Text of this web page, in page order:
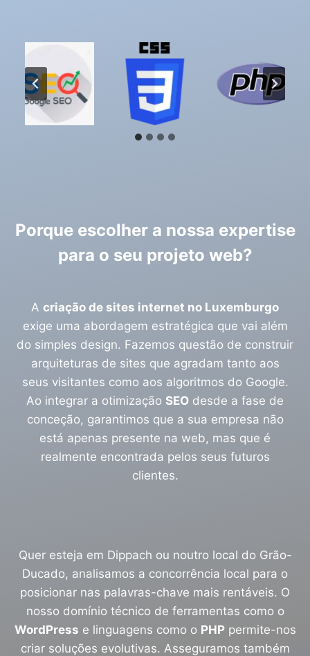
Porque escolher a nossa expertise
para o seu projeto web?
A criação de sites internet no Luxemburgo
exige uma abordagem estratégica que vai além
do simples design. Fazemos questão de construir
arquiteturas de sites que agradam tanto aos
seus visitantes como aos algoritmos do Google.
Ao integrar a otimização SEO desde a fase de
conceção, garantimos que a sua empresa não
está apenas presente na web, mas que é
realmente encontrada pelos seus futuros
clientes.
Quer esteja em Dippach ou noutro local do Grão-
Ducado, analisamos a concorrência local para o
posicionar nas palavras-chave mais rentáveis. O
nosso domínio técnico de ferramentas como o
WordPress e linguagens como o PHPpermite-nos
criar soluções evolutivas. Asseguramos também